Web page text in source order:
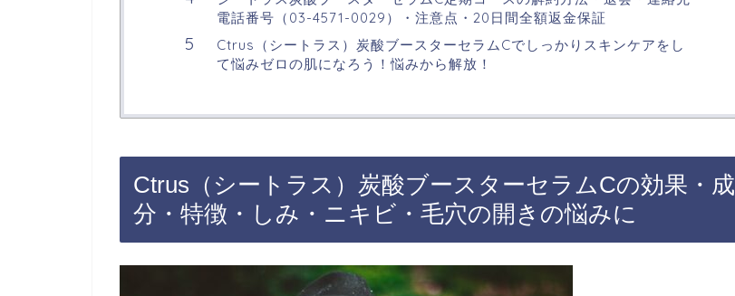
電話番号（03-4571-0029）・注意点・20日間全額返金保証
Ctrus（シートラス）炭酸ブースターセラムCでしっかりスキンケアをし
て悩みゼロの肌になろう！悩みから解放！
Ctrus（シートラス）炭酸ブースターセラムCの効果・成
分・特徴・しみ・ニキビ・毛穴の開きの悩みに